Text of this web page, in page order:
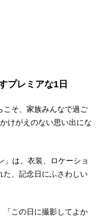
プレミアな1日
こそ、家族みんなで過ご
けがえのない思い出にな
」は、衣装、ロケーショ
た、記念日にふさわしい
「この日に撮影してよか